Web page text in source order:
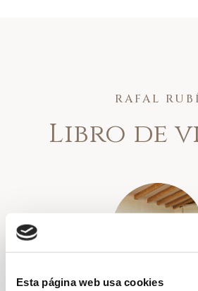
Esta página web usa cookies
RAFAL RUBÍ
Libro de